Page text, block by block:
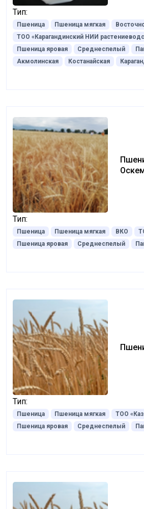
Тип:
Пшеница Пшеница мягкая
ТОО «Карагандинский НИИ
Пшеница яровая
Среднеспелый
Акмолинская
Костанайская
Тип:
Пшеница Пшеница мягкая ВКО
Пшеница яровая
Среднеспелый
Тип:
Пшеница Пшеница мягкая
ТОО
Пшеница яровая
Среднеспелый